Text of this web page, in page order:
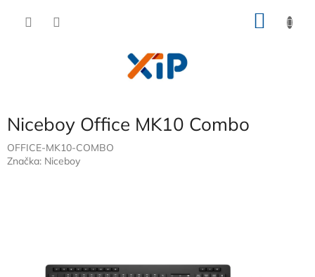
Niceboy Office MK10 Combo
OFFICE-MK10-COMBO
Značka: Niceboy